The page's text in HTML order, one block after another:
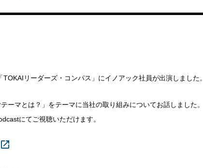
リーダーズ・コンパス」にイノアック社員が出演しました。
ーマとは？」をテーマに当社の取り組みについてお話しました。
にてご視聴いただけます。